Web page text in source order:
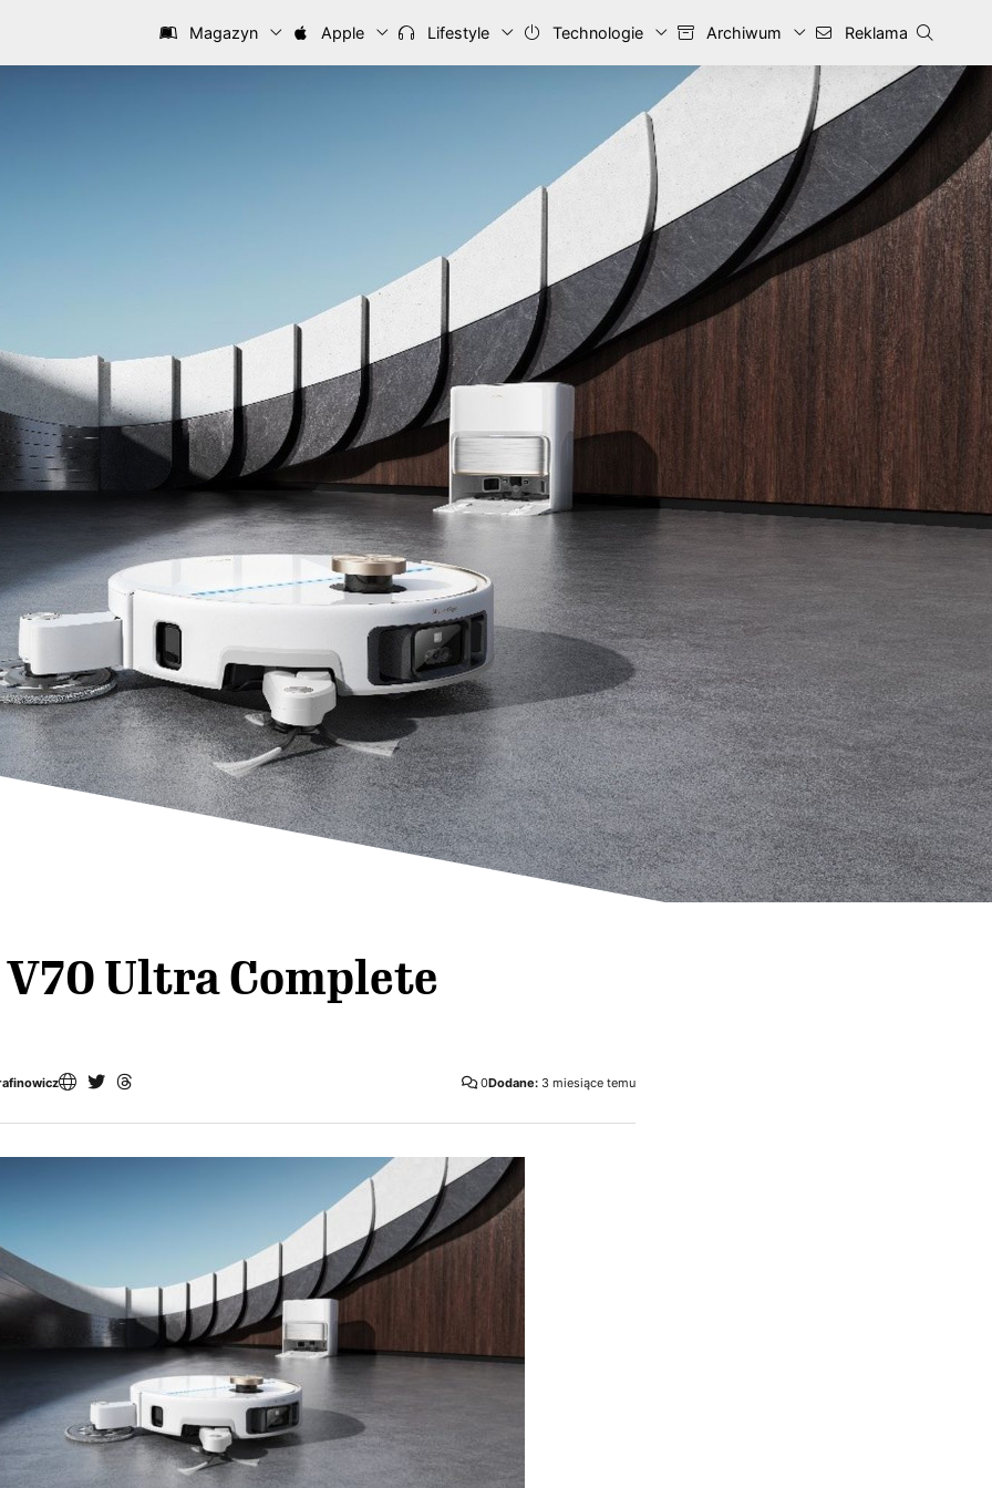
Magazyn Apple Lifestyle Technologie Archiwum Reklama
V70 Ultra Complete
0Dodane: 3 miesiące temu